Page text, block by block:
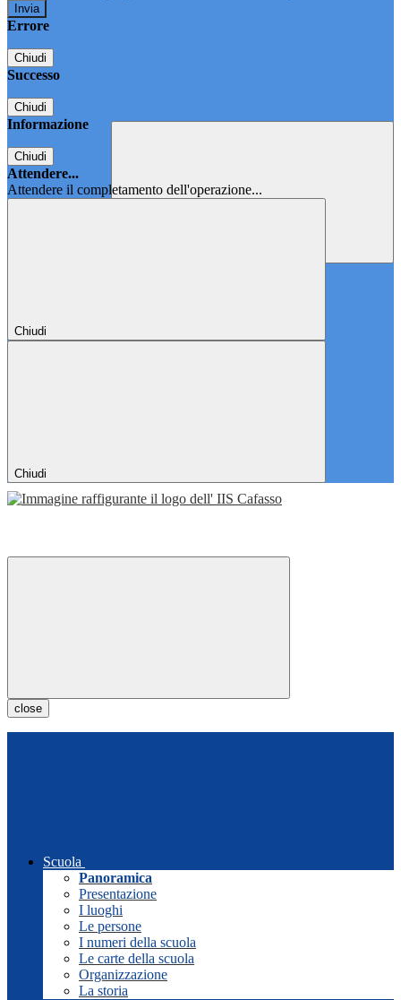
Errore
Chiudi
Successo
Chiudi
Informazione
Chiudi
Attendere...
Attendere il completamento dell'operazione...
Chiudi
Chiudi
close
Scuola
Panoramica
Presentazione
I luoghi
Le persone
I numeri della scuola
Le carte della scuola
Organizzazione
La storia